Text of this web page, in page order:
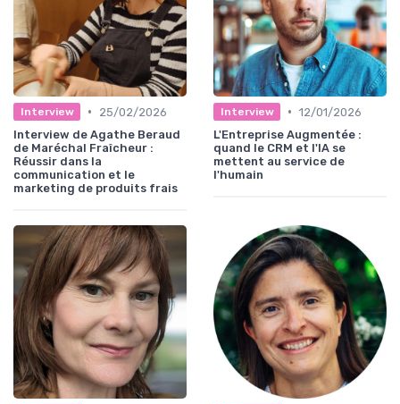
Interview •
25/02/2026
Interview de Agathe Beraud
de Maréchal Fraîcheur :
Réussir dans la
communication et le
marketing de produits frais
Interview • 12/01/2026
L'Entreprise Augmentée :
quand le CRM et l'IA se
mettent au service de
l'humain